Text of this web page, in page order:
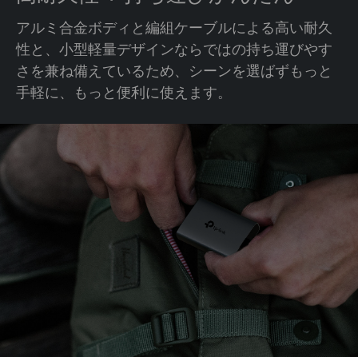
アルミ合金ボディと編組ケーブルによる高い耐久
性と、小型軽量デザインならではの持ち運びやす
さを兼ね備えているため、シーンを選ばずもっと
手軽に、もっと便利に使えます。